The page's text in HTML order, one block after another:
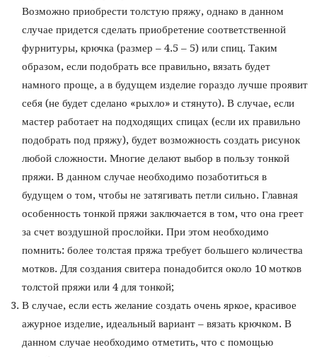
Возможно приобрести толстую пряжу, однако в данном
случае придется сделать приобретение соответственной
фурнитуры, крючка (размер – 4.5 – 5) или спиц. Таким
образом, если подобрать все правильно, вязать будет
намного проще, а в будущем изделие гораздо лучше проявит
себя (не будет сделано «рыхло» и стянуто). В случае, если
мастер работает на подходящих спицах (если их правильно
подобрать под пряжу), будет возможность создать рисунок
любой сложности. Многие делают выбор в пользу тонкой
пряжи. В данном случае необходимо позаботиться в
будущем о том, чтобы не затягивать петли сильно. Главная
особенность тонкой пряжи заключается в том, что она греет
за счет воздушной прослойки. При этом необходимо
помнить: более толстая пряжа требует большего количества
мотков. Для создания свитера понадобится около 10 мотков
толстой пряжи или 4 для тонкой;
В случае, если есть желание создать очень яркое, красивое
ажурное изделие, идеальный вариант – вязать крючком. В
данном случае необходимо отметить, что с помощью